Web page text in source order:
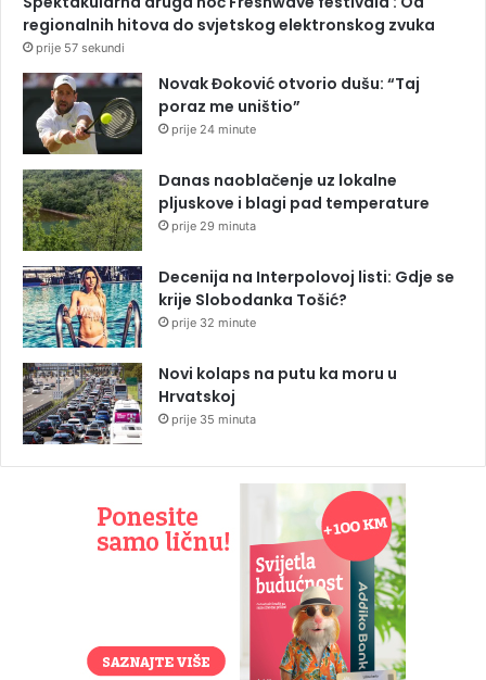
regionalnih hitova do svjetskog elektronskog zvuka
prije 57 sekundi
Novak Đoković otvorio dušu: “Taj
poraz me uništio”
prije 24 minute
Danas naoblačenje uz lokalne
pljuskove i blagi pad temperature
prije 29 minuta
Decenija na Interpolovoj listi: Gdje se
krije Slobodanka Tošić?
prije 32 minute
Novi kolaps na putu ka moru u
Hrvatskoj
prije 35 minuta